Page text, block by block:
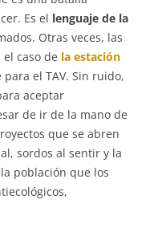
Es el lenguaje de la
Otras veces, las
caso de la estación
el TAV. Sin ruido,
aceptar
de ir de la mano de
que se abren
sordos al sentir y la
población que los